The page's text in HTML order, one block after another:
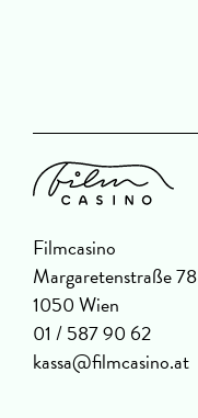
Filmcasino
Margaretenstraße 78
1050 Wien
01 / 587 90 62
kassa@filmcasino.at